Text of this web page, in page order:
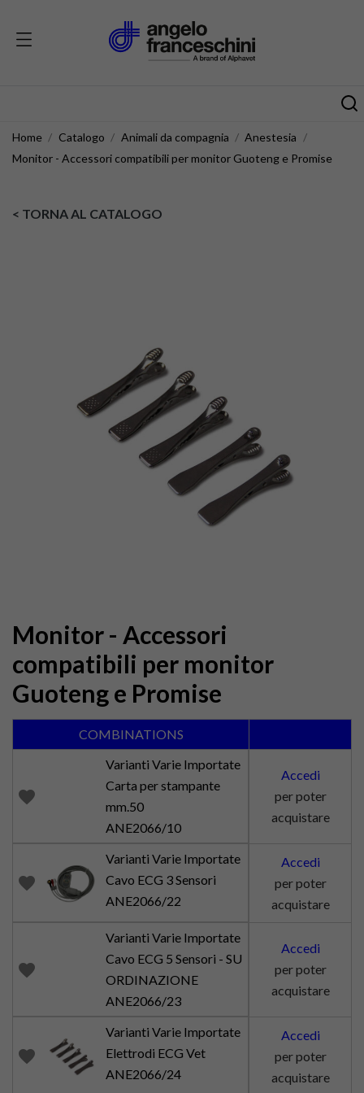
Home Catalogo Animali da compagnia
Anestesia
Monitor - Accessori compatibili per monitor Guoteng e Promise
< TORNA AL CATALOGO
Monitor - Accessori
compatibili per monitor
Guoteng e Promise
COMBINATIONS
favorite
Varianti Varie Importate
Carta per stampante
mm.50
ANE2066/10
Accedi
per poter
acquistare
favorite
Varianti Varie Importate
Cavo ECG 3 Sensori
ANE2066/22
Accedi
per poter
acquistare
favorite
Varianti Varie Importate
Cavo ECG 5 Sensori - SU
ORDINAZIONE
ANE2066/23
Accedi
per poter
acquistare
favorite
Varianti Varie Importate
Elettrodi ECG Vet
ANE2066/24
Accedi
per poter
acquistare